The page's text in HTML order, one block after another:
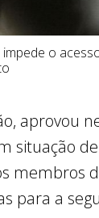
o
aprovou
situação
membros
para a